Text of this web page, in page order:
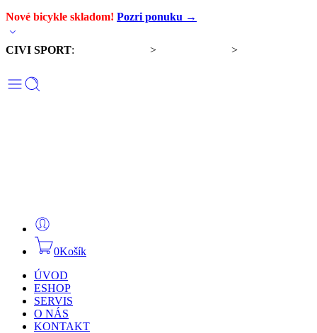
Nové bicykle skladom! Pozri ponuku →
CIVI SPORT: > >
0Košík
ÚVOD
ESHOP
SERVIS
O NÁS
KONTAKT